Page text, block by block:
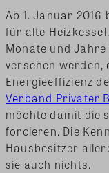
Ab 1. Januar
für alte
Monate und
versehen werden,
Energieeffizienz
Verband Privater
möchte damit die
forcieren. Die
Hausbesitzer
sie auch nichts.